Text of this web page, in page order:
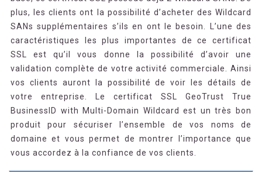
plus, les clients ont la possibilité d’acheter des Wildcard
SANs supplémentaires s’ils en ont le besoin. L’une des
caractéristiques les plus importantes de ce certificat
SSL est qu’il vous donne la possibilité d’avoir une
validation complète de votre activité commerciale. Ainsi
vos clients auront la possibilité de voir les détails de
votre entreprise. Le certificat SSL GeoTrust True
BusinessID with Multi-Domain Wildcard est un très bon
produit pour sécuriser l’ensemble de vos noms de
domaine et vous permet de montrer l’importance que
vous accordez à la confiance de vos clients.